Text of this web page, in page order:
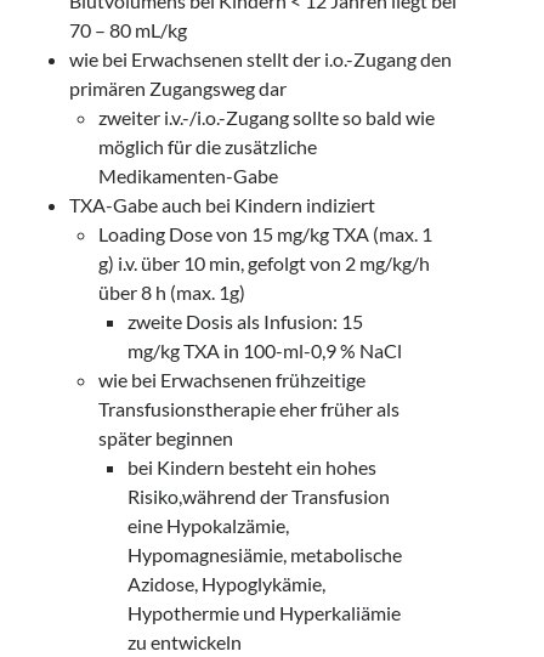
70 – 80 mL/kg
wie bei Erwachsenen stellt der i.o.-Zugang den
primären Zugangsweg dar
zweiter i.v.-/i.o.-Zugang sollte so bald wie
möglich für die zusätzliche
Medikamenten-Gabe
TXA-Gabe auch bei Kindern indiziert
Loading Dose von 15 mg/kg TXA (max. 1
g) i.v. über 10 min, gefolgt von 2 mg/kg/h
über 8 h (max. 1g)
zweite Dosis als Infusion: 15
mg/kg TXA in 100-ml-0,9 % NaCl
wie bei Erwachsenen frühzeitige
Transfusionstherapie eher früher als
später beginnen
bei Kindern besteht ein hohes
Risiko,während der Transfusion
eine Hypokalzämie,
Hypomagnesiämie, metabolische
Azidose, Hypoglykämie,
Hypothermie und Hyperkaliämie
zu entwickeln